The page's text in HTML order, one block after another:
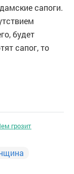
сапоги.
будет
сапог, то
грозит